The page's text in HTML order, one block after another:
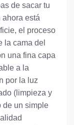
de sacar tu
está
el proceso
la cama del
una fina capa
a la
por la luz
(limpieza y
de un simple